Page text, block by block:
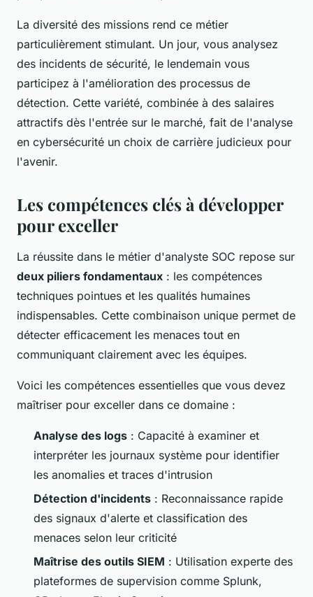
La diversité des missions rend ce métier
particulièrement stimulant. Un jour, vous analysez
des incidents de sécurité, le lendemain vous
participez à l'amélioration des processus de
détection. Cette variété, combinée à des salaires
attractifs dès l'entrée sur le marché, fait de l'analyse
en cybersécurité un choix de carrière judicieux pour
l'avenir.
Les compétences clés à développer
pour exceller
La réussite dans le métier d'analyste SOC repose sur
deux piliers fondamentaux : les compétences
techniques pointues et les qualités humaines
indispensables. Cette combinaison unique permet de
détecter efficacement les menaces tout en
communiquant clairement avec les équipes.
Voici les compétences essentielles que vous devez
maîtriser pour exceller dans ce domaine :
Analyse des logs : Capacité à examiner et
interpréter les journaux système pour identifier
les anomalies et traces d'intrusion
Détection d'incidents : Reconnaissance rapide
des signaux d'alerte et classification des
menaces selon leur criticité
Maîtrise des outils SIEM : Utilisation experte des
plateformes de supervision comme Splunk,